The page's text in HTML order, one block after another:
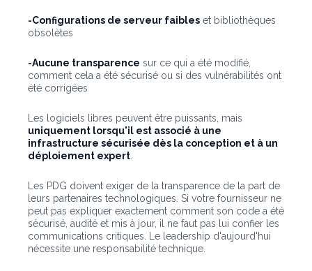
-Configurations de serveur faibles et bibliothèques
obsolètes
-Aucune transparence sur ce qui a été modifié,
comment cela a été sécurisé ou si des vulnérabilités ont
été corrigées
Les logiciels libres peuvent être puissants, mais
uniquement lorsqu'il est associé à une
infrastructure sécurisée dès la conception et à un
déploiement expert
Les PDG doivent exiger de la transparence de la part de
leurs partenaires technologiques. Si votre fournisseur ne
peut pas expliquer exactement comment son code a été
sécurisé, audité et mis à jour, il ne faut pas lui confier les
communications critiques. Le leadership d'aujourd'hui
nécessite une responsabilité technique.